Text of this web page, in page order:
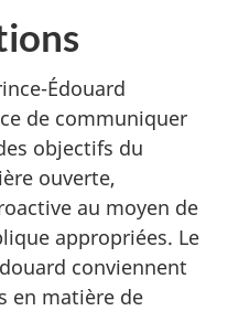
Édouard
de communiquer
objectifs du
ouverte,
au moyen de
appropriées. Le
conviennent
en matière de